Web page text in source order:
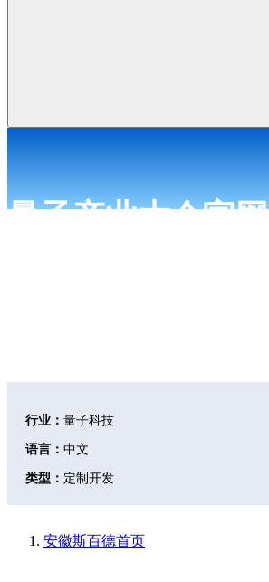
量子产业大会官网
行业： 量子科技
语言： 中文
类型： 定制开发
安徽斯百德首页